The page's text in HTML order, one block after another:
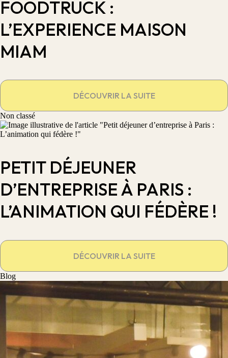
FOODTRUCK :
L’EXPERIENCE MAISON
MIAM
DÉCOUVRIR LA SUITE
Non classé
PETIT DÉJEUNER
D’ENTREPRISE À PARIS :
L’ANIMATION QUI FÉDÈRE !
DÉCOUVRIR LA SUITE
Blog